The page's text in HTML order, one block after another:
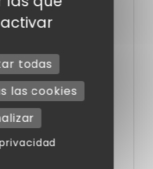
separado (ver
el agua, el polvo y
superficies
todas
las cookies